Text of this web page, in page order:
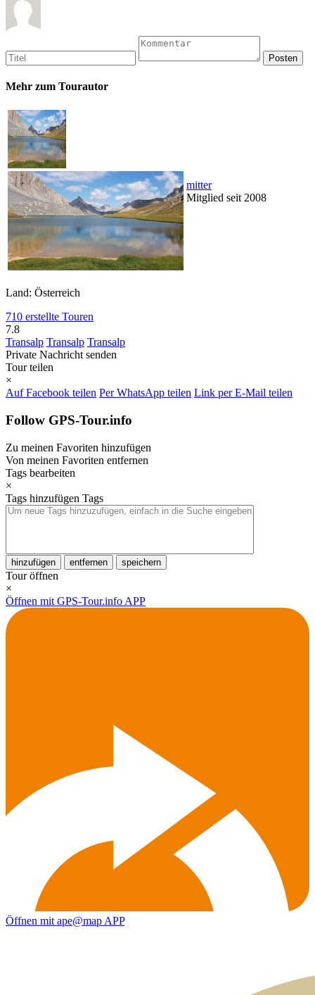
Mehr zum Tourautor
mitter
Mitglied seit 2008
Land: Österreich
710 erstellte Touren
7.8
Transalp Transalp Transalp
Private Nachricht senden
Tour teilen
×
Auf Facebook teilen Per WhatsApp teilen Link per E-Mail teilen
Follow GPS-Tour.info
Zu meinen Favoriten hinzufügen
Von meinen Favoriten entfernen
Tags bearbeiten
×
Tags hinzufügen Tags
hinzufügen entfernen speichern
Tour öffnen
×
Öffnen mit GPS-Tour.info APP
Öffnen mit ape@map APP